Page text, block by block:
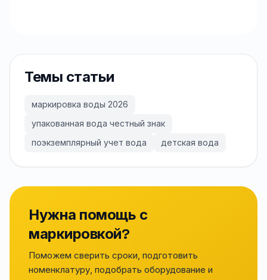
Темы статьи
маркировка воды 2026
упакованная вода честный знак
поэкземплярный учет вода
детская вода
Нужна помощь с
маркировкой?
Поможем сверить сроки, подготовить
номенклатуру, подобрать оборудование и